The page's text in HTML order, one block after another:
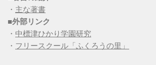
・ 主な著書
■外部リンク
・ 中標津ひかり学園研究
・ フリースクール「ふくろうの里」